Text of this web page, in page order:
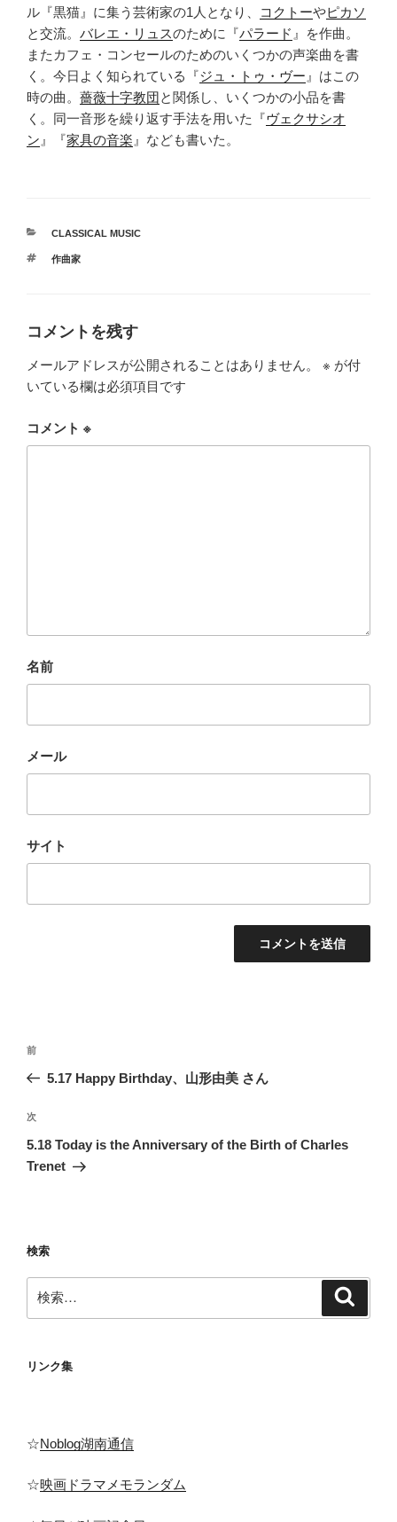
ル『黒猫』に集う芸術家の1人となり、
コクトーやピカソ
と交流。 バレエ・リュスのために『パラード 』を作曲。
またカフェ・コンセールのためのいくつかの声楽曲を書
く。今日よく知られている『ジュ・トゥ・ヴー 』はこの
時の曲。 薔薇十字教団と関係し、いくつかの小品を書
く。同一音形を繰り返す手法を用いた『ヴェクサシオ
ン 』『家具の音楽 』なども書いた。
カ
ゴ
CLASSICAL MUSIC
タ
作曲家
コメントを残す
メールアドレスが公開されることはありません。 ※ が付
いている欄は必須項目です
コメント ※
名前
メール
サイト
投
ビ
ゲ
ー
前
の
稿
前
5.17 Happy Birthday、山形由美 さん
次
の
投
次
5.18 Today is the Anniversary of the Birth of Charles
Trenet
検索
索:
リンク集
☆Noblog湖南通信
☆映画ドラマメモランダム